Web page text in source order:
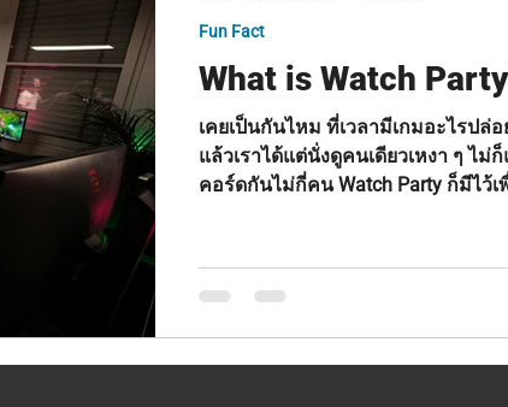
What is Watch
เคยเป็นกันไหม ที่เวลามีเกมอะไรปล่
แล้วเราได้แต่นั่งดูคนเดียวเหงา ๆ ไ
คอร์ดกันไม่กี่คน Watch Party ก็มีไว้เพื่อไม่ให้เราหวีดอย่าง
you had friends to geek out with?
folks watching quietly over Discord? Well, Watch Parties
Fun Fact